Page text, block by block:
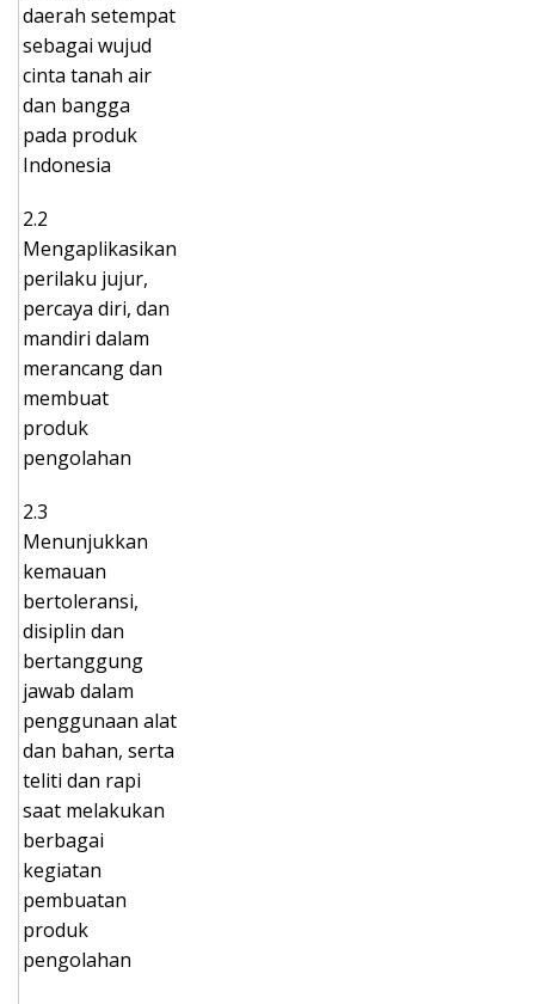
daerah setempat
sebagai wujud
cinta tanah air
dan bangga
pada produk
Indonesia
2.2
Mengaplikasikan
perilaku jujur,
percaya diri, dan
mandiri dalam
merancang dan
membuat
produk
pengolahan
2.3
Menunjukkan
kemauan
bertoleransi,
disiplin dan
bertanggung
jawab dalam
penggunaan alat
dan bahan, serta
teliti dan rapi
saat melakukan
berbagai
kegiatan
pembuatan
produk
pengolahan